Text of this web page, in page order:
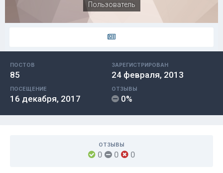
Пользователь
ПОСТОВ
85
ЗАРЕГИСТРИРОВАН
24 февраля, 2013
ПОСЕЩЕНИЕ
16 декабря, 2017
ОТЗЫВЫ
0%
ОТЗЫВЫ
0 0 0